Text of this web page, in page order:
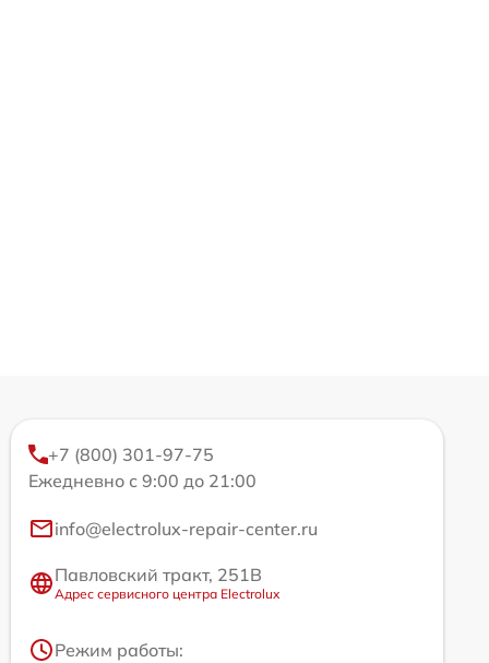
+7 (800) 301-97-75
Ежедневно с 9:00 до 21:00
info@electrolux-repair-center.ru
Павловский тракт, 251В
Адрес сервисного центра Electrolux
Режим работы: